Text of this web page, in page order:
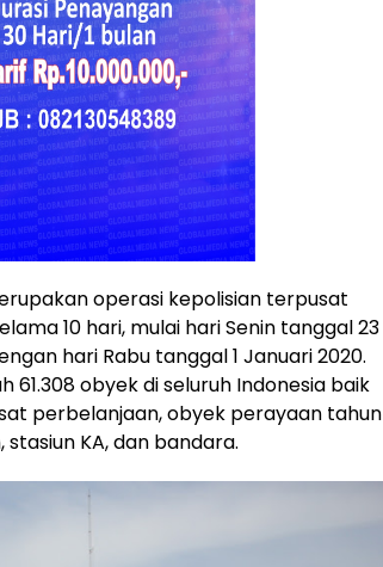
operasi kepolisian terpusat
10 hari, mulai hari Senin tanggal 23
hari Rabu tanggal 1 Januari 2020.
61.308 obyek di seluruh Indonesia baik
perbelanjaan, obyek perayaan tahun
KA, dan bandara.